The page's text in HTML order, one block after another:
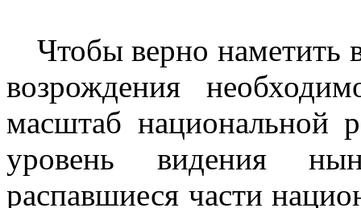
Чтобы верно наметить
возрождения
масштаб национальной
уровень видения
распавшиеся части